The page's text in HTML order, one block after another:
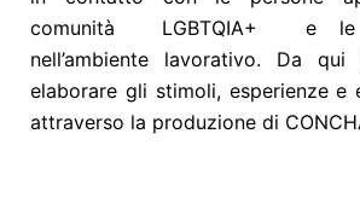
comunità
LGBTQIA+
e le
nell’ambiente lavorativo. Da
elaborare gli stimoli, esperienze e
attraverso la produzione di